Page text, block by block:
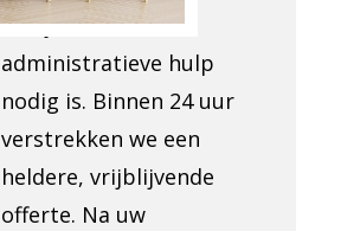
bekijken of
administratieve hulp
nodig is. Binnen 24 uur
verstrekken we een
heldere, vrijblijvende
offerte. Na uw